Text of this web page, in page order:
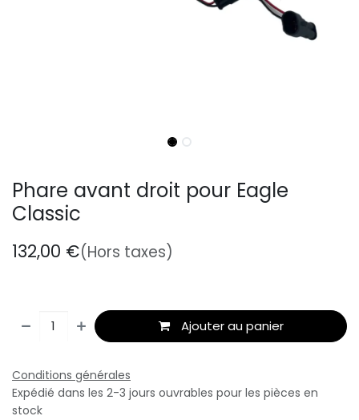
Phare avant droit pour Eagle
Classic
132,00 €(Hors taxes)
Ajouter au panier
Conditions générales
Expédié dans les 2-3 jours ouvrables pour les pièces en
stock